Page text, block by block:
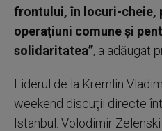
frontului, în locuri-cheie,
operaţiuni comune şi
solidaritatea”, a adăugat
Liderul de la Kremlin
weekend discuţii directe
Istanbul. Volodimir